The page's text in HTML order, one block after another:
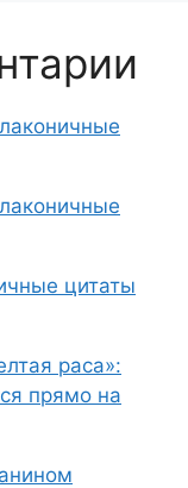
цитаты
раса»:
прямо на